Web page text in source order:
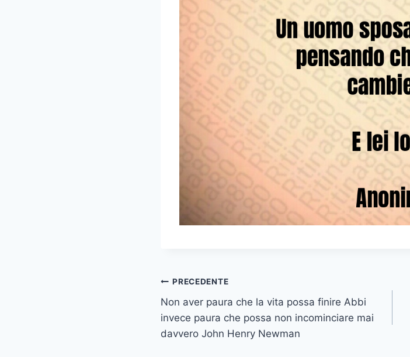
Navigazione
articoli
PRECEDENTE
Non aver paura che la vita possa finire Abbi
invece paura che possa non incominciare mai
davvero John Henry Newman